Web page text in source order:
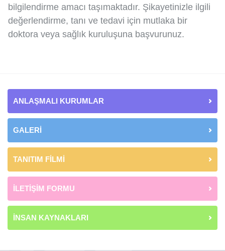
bilgilendirme amacı taşımaktadır. Şikayetinizle ilgili
değerlendirme, tanı ve tedavi için mutlaka bir
doktora veya sağlık kuruluşuna başvurunuz.
ANLAŞMALI KURUMLAR
GALERİ
TANITIM FİLMİ
İLETİŞİM FORMU
İNSAN KAYNAKLARI